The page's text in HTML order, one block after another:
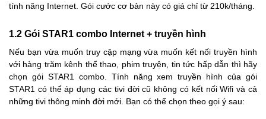
tính năng Internet. Gói cước cơ bản này có giá chỉ từ 210k/tháng.
1.2 Gói STAR1 combo Internet + truyền hình
Nếu bạn vừa muốn truy cập mạng vừa muốn kết nối truyền hình
với hàng trăm kênh thể thao, phim truyện, tin tức hấp dẫn thì hãy
chọn gói STAR1 combo. Tính năng xem truyền hình của gói
STAR1 có thể áp dụng các tivi đời cũ không có kết nối Wifi và cả
những tivi thông minh đời mới. Bạn có thể chọn theo gọi ý sau: